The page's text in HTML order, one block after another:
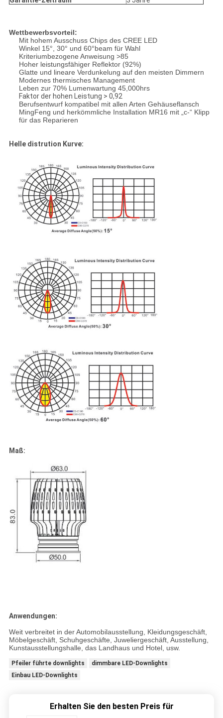
Wettbewerbsvorteil:
Mit hohem Ausschuss Chips des CREE LED
Winkel 15°, 30° und 60°beam für Wahl
Kriteriumbezogene Anweisung >85
Hoher leistungsfähiger Reflektor (92%)
Glatte und lineare Verdunkelung auf den meisten Dimmern
Modernes thermisches Management
Leben zur 70% Lumenwartung 45,000hrs
Faktor der hohen Leistung > 0,92
Berufsentwurf kompatibel mit allen Arten Gehäuseflansch
MingFeng und herkömmliche Installation MR16 mit „c-“ Klipp
für das Reparieren
Helle distrution Kurve:
Maß:
Anwendungen:
Weit verbreitet in der Automobilausstellung, Kleidungsgeschäft,
Möbelgeschäft, Schuhgeschäfte, Juweliergeschäft, Ausstellung,
Kunstausstellungshalle, das Landhaus und Hotel, usw.
Pfeiler führte downlights
dimmbare LED-Downlights
Einbau LED-Downlights
Erhalten Sie den besten Preis für